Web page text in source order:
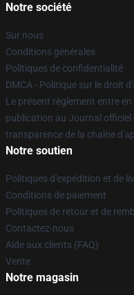
Notre société
Sur nous
Conditions générales
Politiques de confidentialité
DMCA - Politique sur le droit
Le présent règlement entre
publication au Journal officiel
transparence de la chaîne
Notre soutien
Politiques d'expédition et de
Conditions de paiement
Politiques de retour et de
Contactez-nous
Aide aux clients (FAQ)
Vente
Notre magasin